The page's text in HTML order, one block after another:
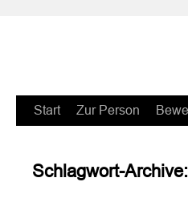
Zum
springen
Start Zur Person
Schlagwort-Archive: